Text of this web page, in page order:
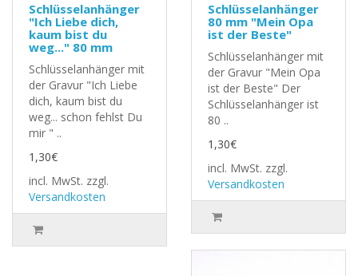
Schlüsselanhänger
"Ich Liebe dich,
kaum bist du
weg..." 80 mm
Schlüsselanhänger mit
der Gravur "Ich Liebe
dich, kaum bist du
weg... schon fehlst Du
mir " ..
1,30€
incl. MwSt. zzgl.
Versandkosten
Schlüsselanhänger
80 mm "Mein Opa
ist der Beste"
Schlüsselanhänger mit
der Gravur "Mein Opa
ist der Beste" Der
Schlüsselanhänger ist
80 ..
1,30€
incl. MwSt. zzgl.
Versandkosten